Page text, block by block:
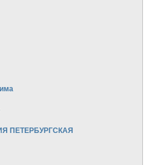
ПЕТЕРБУРГСКАЯ